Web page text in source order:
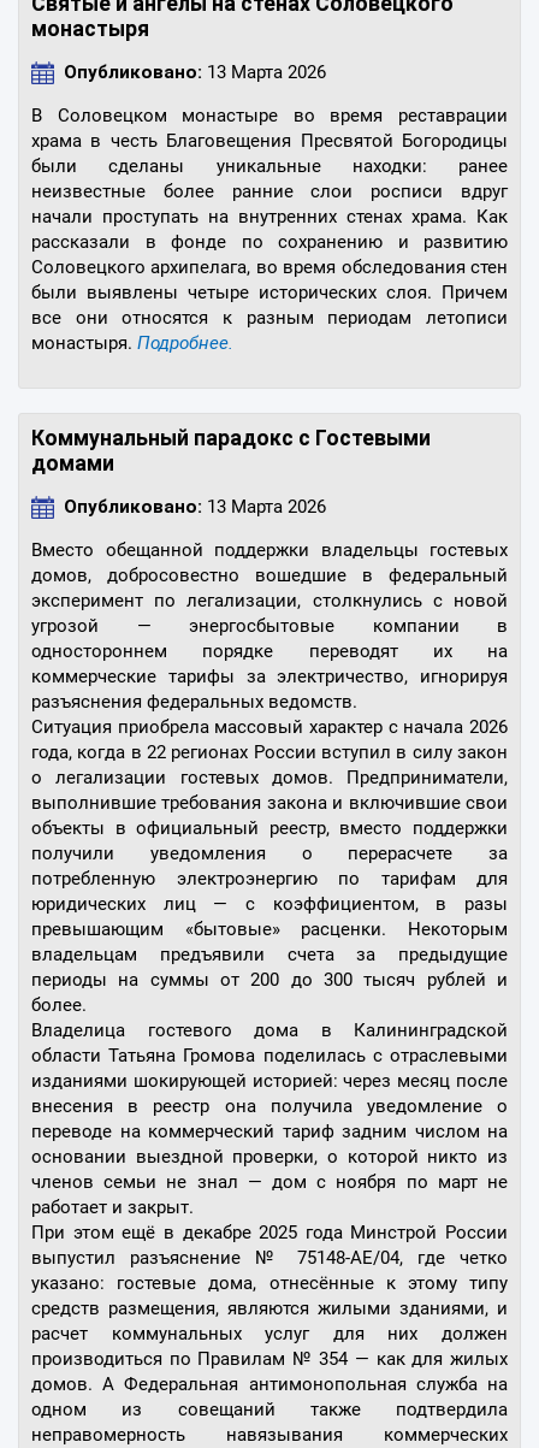
монастыря
Опубликовано: 13 Марта 2026
В Соловецком монастыре во время реставрации
храма в честь Благовещения Пресвятой Богородицы
были сделаны уникальные находки: ранее
неизвестные более ранние слои росписи вдруг
начали проступать на внутренних стенах храма. Как
рассказали в фонде по сохранению и развитию
Соловецкого архипелага, во время обследования стен
были выявлены четыре исторических слоя. Причем
все они относятся к разным периодам летописи
монастыря. Подробнее.
Коммунальный парадокс с Гостевыми
домами
Опубликовано: 13 Марта 2026
Вместо обещанной поддержки владельцы гостевых
домов, добросовестно вошедшие в федеральный
эксперимент по легализации, столкнулись с новой
угрозой — энергосбытовые компании в
одностороннем порядке переводят их на
коммерческие тарифы за электричество, игнорируя
разъяснения федеральных ведомств.
Ситуация приобрела массовый характер с начала 2026
года, когда в 22 регионах России вступил в силу закон
о легализации гостевых домов. Предприниматели,
выполнившие требования закона и включившие свои
объекты в официальный реестр, вместо поддержки
получили уведомления о перерасчете за
потребленную электроэнергию по тарифам для
юридических лиц — с коэффициентом, в разы
превышающим «бытовые» расценки. Некоторым
владельцам предъявили счета за предыдущие
периоды на суммы от 200 до 300 тысяч рублей и
более.
Владелица гостевого дома в Калининградской
области Татьяна Громова поделилась с отраслевыми
изданиями шокирующей историей: через месяц после
внесения в реестр она получила уведомление о
переводе на коммерческий тариф задним числом на
основании выездной проверки, о которой никто из
членов семьи не знал — дом с ноября по март не
работает и закрыт.
При этом ещё в декабре 2025 года Минстрой России
выпустил разъяснение № 75148-АЕ/04, где четко
указано: гостевые дома, отнесённые к этому типу
средств размещения, являются жилыми зданиями, и
расчет коммунальных услуг для них должен
производиться по Правилам № 354 — как для жилых
домов. А Федеральная антимонопольная служба на
одном из совещаний также подтвердила
неправомерность навязывания коммерческих